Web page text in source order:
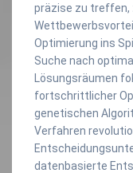
präzise zu treffen,
Optimierung ins
Suche nach
Lösungsräumen
fortschrittlicher
genetischen
Verfahren
datenbasierte